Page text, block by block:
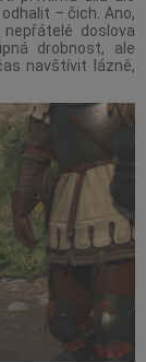
– čich. Ano,
doslova
drobnost, ale
navštívit lázně,